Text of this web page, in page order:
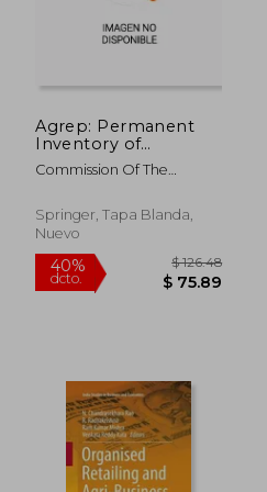
40%
dcto.
Agrep: Permanent
Inventory of
Agricultural Research
Projects in the
Communities Vol. I
Main List: Research
Commission Of The
Springer, Tapa Blanda,
Nuevo